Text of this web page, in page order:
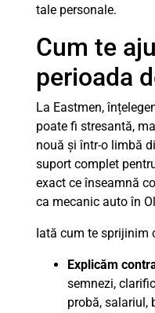
tale personale.
Cum te
perioada
La Eastmen,
poate fi stresantă,
nouă și într-o limbă
suport complet
exact ce înseamnă
ca mecanic auto în
Iată cum te sprijinim
Explicăm
semnezi,
probă, salariul,